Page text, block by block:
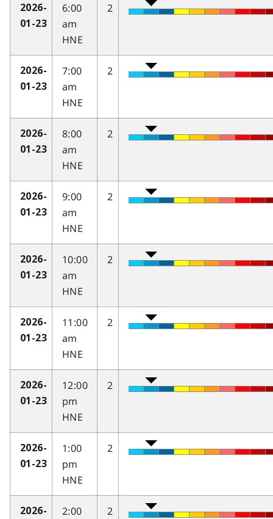
2026-
01-23
6:00
am
HNE
2
2026-
01-23
7:00
am
HNE
2
2026-
01-23
8:00
am
HNE
2
2026-
01-23
9:00
am
HNE
2
2026-
01-23
10:00
am
HNE
2
2026-
01-23
11:00
am
HNE
2
2026-
01-23
12:00
pm
HNE
2
2026-
01-23
1:00
pm
HNE
2
2026-
2:00
2